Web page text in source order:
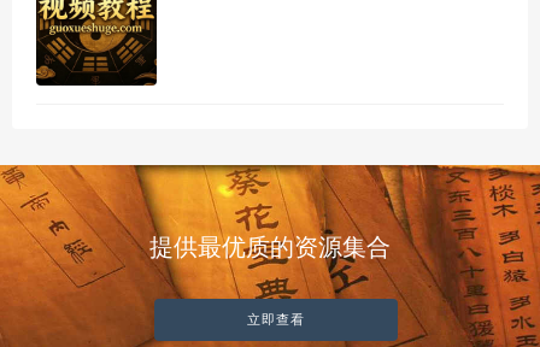
提供最优质的资源集合
立即查看